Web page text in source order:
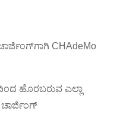
CHAdeMo
ಹೊರಬರುವ ಎಲ್ಲಾ
ಚಾರ್ಜಿಂಗ್